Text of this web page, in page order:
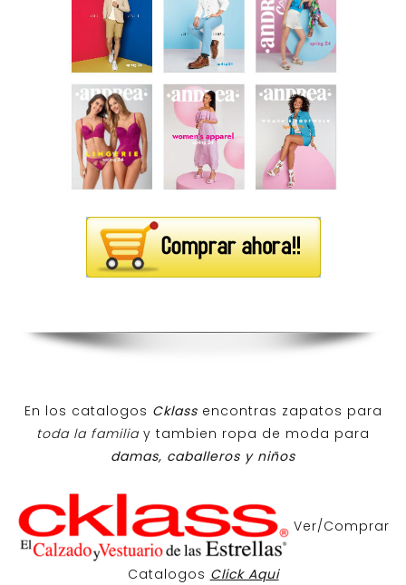
En los catalogos Cklass encontras zapatos para
toda la familiay tambien ropa de moda para
damas, caballeros y niños
Ver/Comprar
Catalogos Click Aqui